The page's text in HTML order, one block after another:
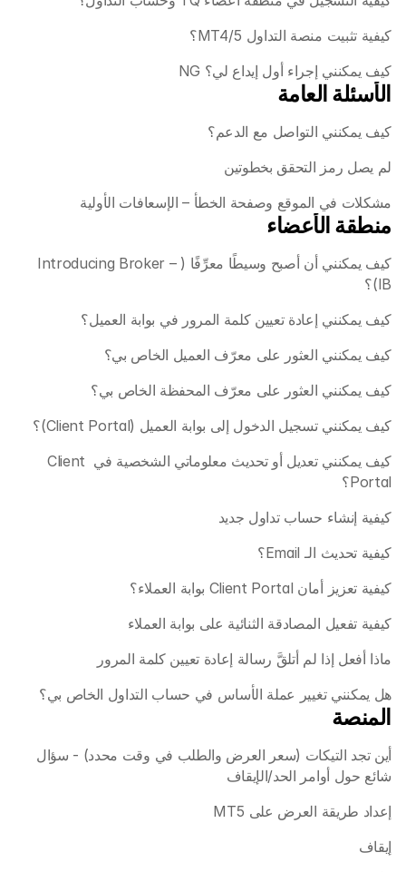
المؤشرات
الأسهم
الطاقات
عن الشركة
الوسطاء المعرّفون
الأسئلة الشائعة
من نحن
سياسة الخصوصية
اتصل بنا
المستندات القانونية
الوظائف
الموارد
مدونة
أساسيات الاستثمار
التقويم الاقتصادي
تحديثات سريعة
تسجيل الدخولأوتسجيل
كيفية تثبيت منصة التداول MT4/5؟
كيف يمكنني إجراء أول إيداع لي؟ NG
الأسئلة العامة
كيف يمكنني التواصل مع الدعم؟
لم يصل رمز التحقق بخطوتين
مشكلات في الموقع وصفحة الخطأ – الإسعافات الأولية
منطقة الأعضاء
كيف يمكنني أن أصبح وسيطًا معرِّفًا (Introducing Broker –
IB)؟
كيف يمكنني إعادة تعيين كلمة المرور في بوابة العميل؟
كيف يمكنني العثور على معرّف العميل الخاص بي؟
كيف يمكنني العثور على معرّف المحفظة الخاص بي؟
كيف يمكنني تسجيل الدخول إلى بوابة العميل (Client Portal)؟
كيف يمكنني تعديل أو تحديث معلوماتي الشخصية في Client
Portal؟
كيفية إنشاء حساب تداول جديد
كيفية تحديث الـ Email؟
كيفية تعزيز أمان Client Portal بوابة العملاء؟
كيفية تفعيل المصادقة الثنائية على بوابة العملاء
ماذا أفعل إذا لم أتلقَّ رسالة إعادة تعيين كلمة المرور
هل يمكنني تغيير عملة الأساس في حساب التداول الخاص بي؟
المنصة
شائع حول أوامر الحد/الإيقاف
إعداد طريقة العرض على MT5
إيقاف